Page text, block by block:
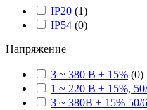
IP20 (1)
IP54 (0)
Напряжение
3 ~ 380 В ± 15% (0)
1 ~ 220 В ± 15%,
3 ~ 380В ± 15% 50/